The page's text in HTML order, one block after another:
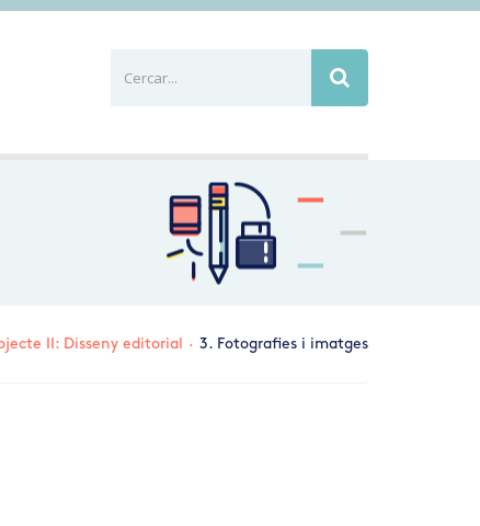
II: Disseny editorial · 3. Fotografies i imatges